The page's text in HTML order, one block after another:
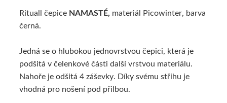
ALTERNATIVNÍ ZBOŽÍ
Rituall čepice NAMASTÉ, materiál Picowinter, barva
černá.
Jedná se o hlubokou jednovrstvou čepici, která je
podšitá v čelenkové části další vrstvou materiálu.
Nahoře je odšitá 4 záševky. Díky svému střihu je
vhodná pro nošení pod přilbou.